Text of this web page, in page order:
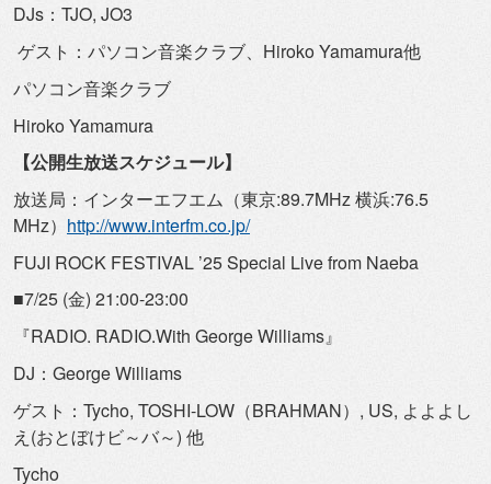
DJs：TJO, JO3
ゲスト：パソコン音楽クラブ、Hiroko Yamamura他
パソコン音楽クラブ
Hiroko Yamamura
【公開生放送スケジュール】
放送局：インターエフエム（東京:89.7MHz 横浜:76.5
MHz） http://www.interfm.co.jp/
FUJI ROCK FESTIVAL ’25 Special Live from Naeba
■7/25 (金) 21:00-23:00
『RADIO. RADIO.With George Williams』
DJ：George Williams
ゲスト：Tycho, TOSHI-LOW（BRAHMAN）, US, よよよし
え(おとぼけビ～バ～) 他
Tycho